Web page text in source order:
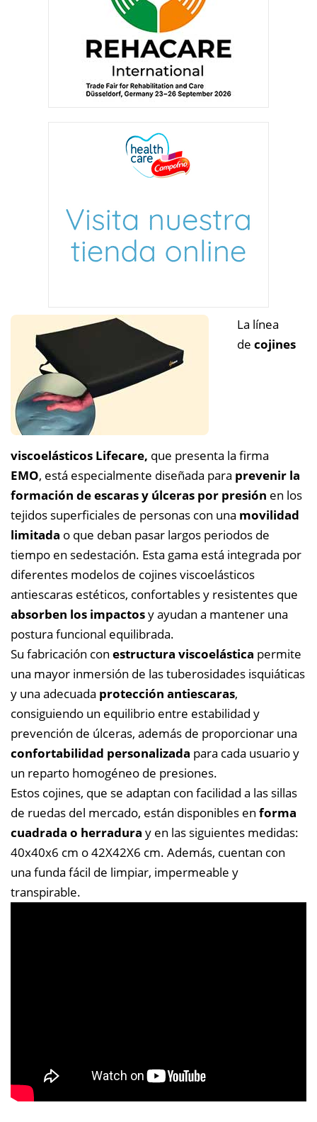
La línea
de cojines
viscoelásticos Lifecare, que presenta la firma
EMO, está especialmente diseñada para prevenir la
formación de escaras y úlceras por presión en los
tejidos superficiales de personas con una movilidad
limitada o que deban pasar largos periodos de
tiempo en sedestación. Esta gama está integrada por
diferentes modelos de cojines viscoelásticos
antiescaras estéticos, confortables y resistentes que
absorben los impactosy ayudan a mantener una
postura funcional equilibrada.
Su fabricación con estructura viscoelástica permite
una mayor inmersión de las tuberosidades isquiáticas
y una adecuada protección antiescaras,
consiguiendo un equilibrio entre estabilidad y
prevención de úlceras, además de proporcionar una
confortabilidad personalizada para cada usuario y
un reparto homogéneo de presiones.
Estos cojines, que se adaptan con facilidad a las sillas
de ruedas del mercado, están disponibles en forma
cuadrada o herradura y en las siguientes medidas:
40x40x6 cm o 42X42X6 cm. Además, cuentan con
una funda fácil de limpiar, impermeable y
transpirable.